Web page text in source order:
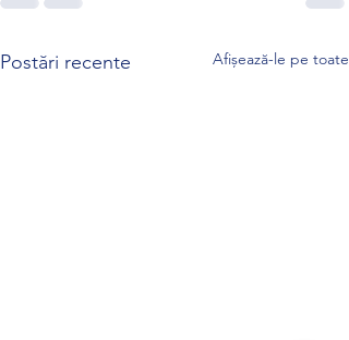
Postări recente Afișează-le pe toate